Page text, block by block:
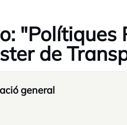
"Polítiques
de
general